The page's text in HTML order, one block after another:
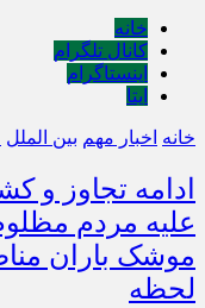
خانه
کانال تلگرام
اینستاگرام
ایتا
خانه اخبار مهم بین الملل
ادامه تجاوز و
علیه مردم
موشک باران
لحظه